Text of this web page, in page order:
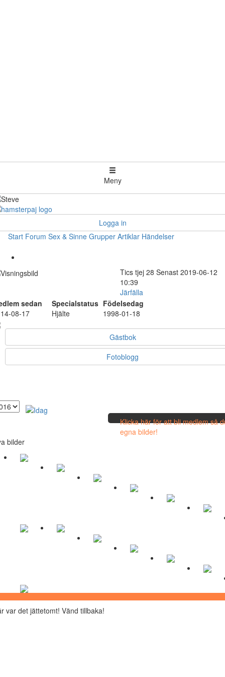
Meny
Logga in
Start Forum Sex & Sinne Grupper Artiklar Händelser
Tics tjej 28 Senast 2019-06-12
10:39
Järfälla
sedan
Specialstatus Födelsedag
08-17
Hjälte 1998-01-18
Gästbok
Fotoblogg
Klicka här för att bli medlem så
egna bilder!
bilder
var det jättetomt! Vänd tillbaka!